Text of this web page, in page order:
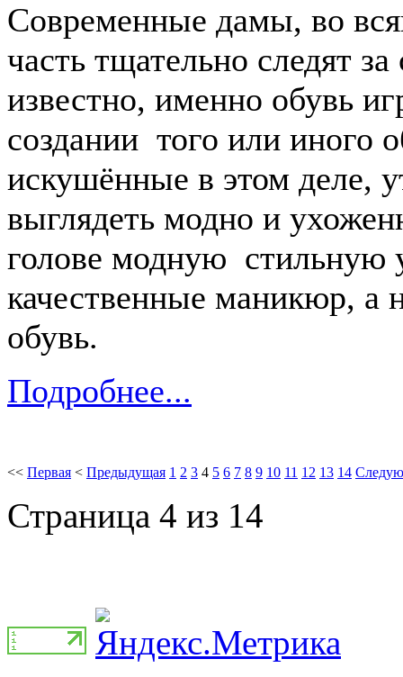
Современные дамы, во
часть тщательно следят
известно, именно обувь
создании того или иного
искушённые в этом деле,
выглядеть модно и
голове модную стильную
качественные маникюр, а
обувь.
Подробнее...
<< Первая < Предыдущая 1 2 3 4 5 6 7 8 9 10 11 12 13 14
Страница 4 из 14